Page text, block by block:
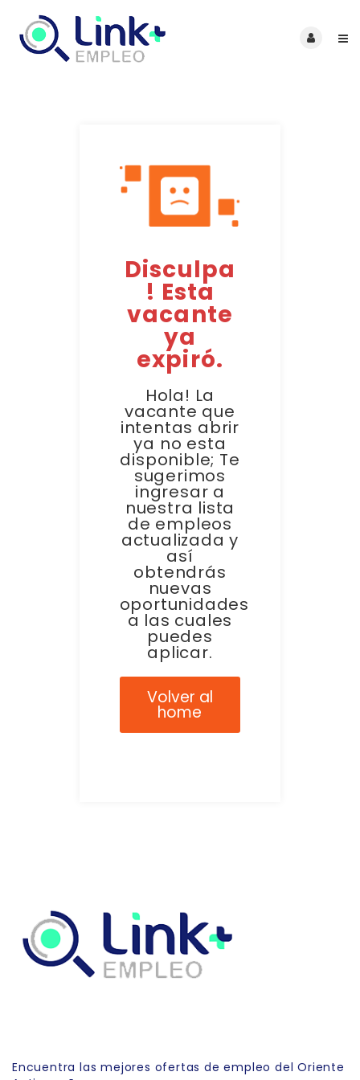
Disculpa
! Esta
vacante
ya
expiró.
Hola! La
vacante que
intentas abrir
ya no esta
disponible; Te
sugerimos
ingresar a
nuestra lista
de empleos
actualizada y
así
obtendrás
nuevas
oportunidades
a las cuales
puedes
aplicar.
Volver al
home
Encuentra las mejores ofertas de empleo del Oriente